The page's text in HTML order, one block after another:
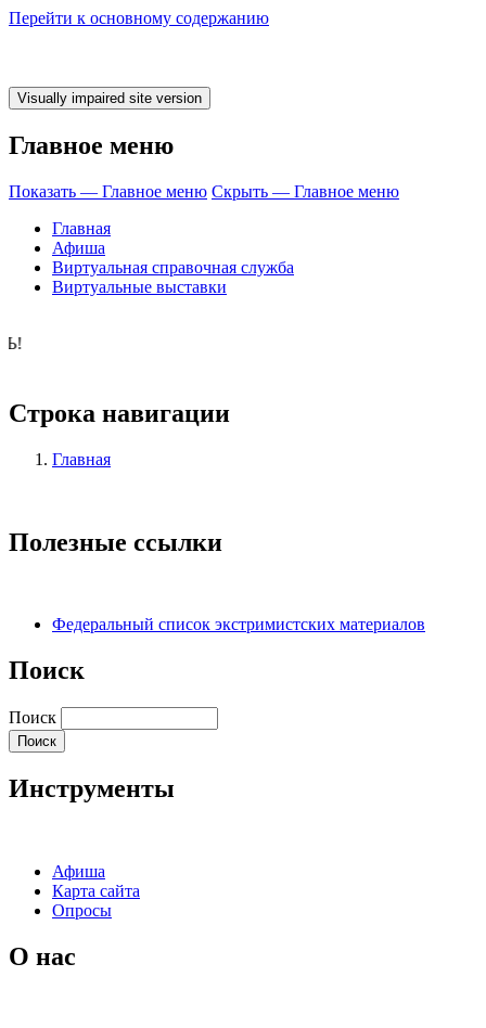
Перейти к основному содержанию
Главное меню
Показать — Главное меню Скрыть — Главное меню
Главная
Афиша
Виртуальная справочная служба
Виртуальные выставки
время
Строка навигации
Главная
Полезные ссылки
Федеральный список экстримистских материалов
Поиск
Поиск
Инструменты
Афиша
Карта сайта
Опросы
О нас